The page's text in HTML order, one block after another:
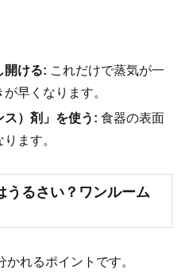
開ける: これだけで蒸気が一
早くなります。
ス）剤」を使う: 食器の表面
ます。
うるさい？ワンルーム
れるポイントです。